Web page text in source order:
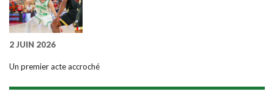
2 JUIN 2026
Un premier acte accroché